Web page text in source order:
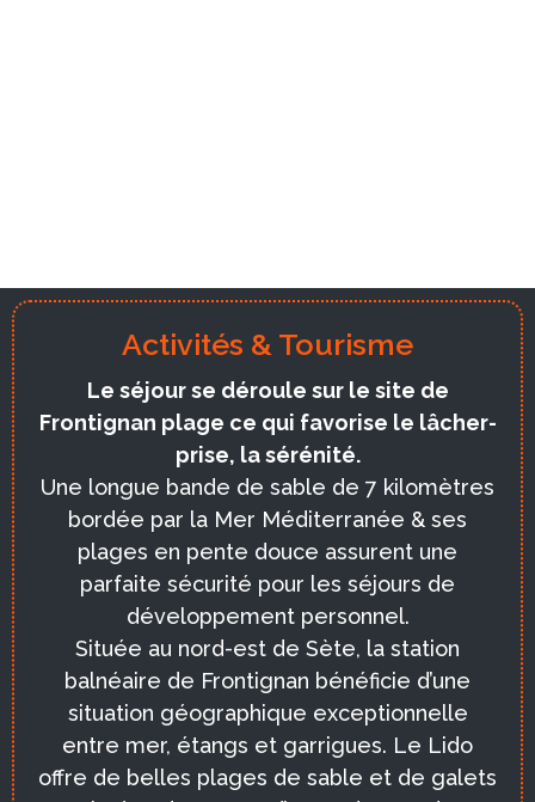
Activités & Tourisme
Le séjour se déroule sur le site de
Frontignan plage ce qui favorise le lâcher-
prise, la sérénité.
Une longue bande de sable de 7 kilomètres
bordée par la Mer Méditerranée & ses
plages en pente douce assurent une
parfaite sécurité pour les séjours de
développement personnel.
Située au nord-est de Sète, la station
balnéaire de Frontignan bénéficie d’une
situation géographique exceptionnelle
entre mer, étangs et garrigues. Le Lido
offre de belles plages de sable et de galets